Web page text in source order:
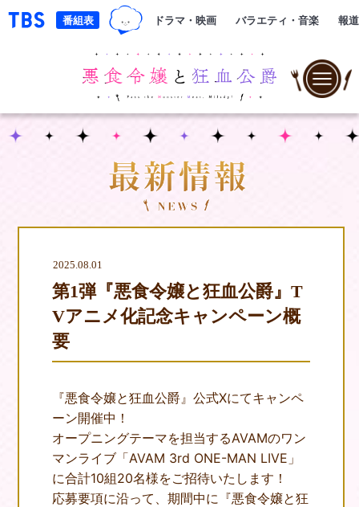
「TBSテレビ｜ときめくときを。」トップページ
TBSグループキャラクター『ワクテ
ドラマ・映画 バラエティ・音楽 報
番組表
2025.08.01
第1弾『悪食令嬢と狂血公爵』T
Vアニメ化記念キャンペーン概
要
『悪食令嬢と狂血公爵』公式Xにてキャンペ
ーン開催中！
オープニングテーマを担当するAVAMのワン
マンライブ「AVAM 3rd ONE-MAN LIVE」
に合計10組20名様をご招待いたします！
応募要項に沿って、期間中に『悪食令嬢と狂